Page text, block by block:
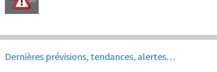
Dernières prévisions, tendances, alertes…